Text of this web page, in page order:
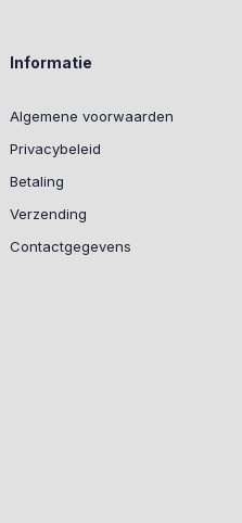
Informatie
Algemene voorwaarden
Privacybeleid
Betaling
Verzending
Contactgegevens